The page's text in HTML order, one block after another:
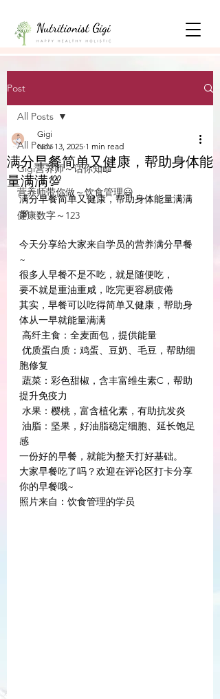
Post
All Posts
Gigi营养师～话你知📖
营养师带你做～饮食管理😃
健康数字～123
All Posts
满分早餐简单又健康，帮助身体能
量满满💯
Gigi
Nov 13, 2025 1 min read
满分早餐简单又健康，帮助身体能量满满
💯
今天分享给大家来自学员的营养满分早餐
~
很多人早餐不是不吃，就是随便吃，
要不就是重油重咸，吃完更容易疲倦
其实，早餐可以吃得简单又健康，帮助身
体从一早就能量满满
高纤主食：全麦面包，提供能量
优质蛋白质：鸡蛋、豆奶、毛豆，帮助细
胞修复
蔬菜：彩色甜椒，含丰富维生素C，帮助
提升免疫力
水果：樱桃，富含植化素，有助抗发炎
油脂：坚果，好油脂稳定细胞、延长饱足
感
一份好的早餐，就能为整天打好基础。
大家早餐吃了吗？欢迎在评论区打卡分享
你的早餐哦~
照片来自：饮食管理的学员